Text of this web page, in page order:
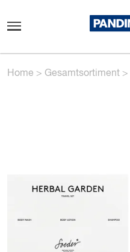
Home > Gesamtsortiment >